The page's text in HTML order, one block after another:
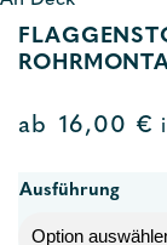
ab 16,00 €
Ausführung